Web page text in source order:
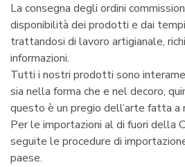
La consegna degli ordini
disponibilità dei prodotti e dai
trattandosi di lavoro artigianale,
informazioni.
Tutti i nostri prodotti sono
sia nella forma che e nel decoro,
questo è un pregio dell’arte fatta a
Per le importazioni al di fuori della
seguite le procedure di
paese.